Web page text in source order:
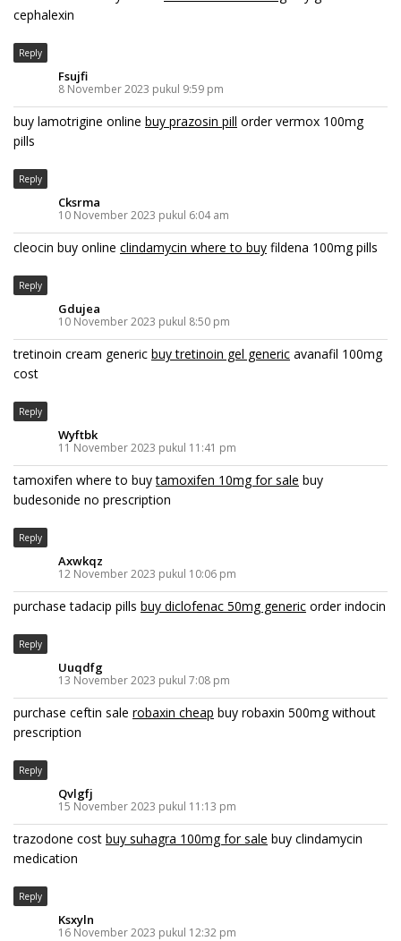
cephalexin
Reply
Fsujfi
8 November 2023 pukul 9:59 pm
buy lamotrigine online buy prazosin pill order vermox 100mg
pills
Reply
Cksrma
10 November 2023 pukul 6:04 am
cleocin buy online clindamycin where to buy fildena 100mg pills
Reply
Gdujea
10 November 2023 pukul 8:50 pm
tretinoin cream generic buy tretinoin gel generic avanafil 100mg
cost
Reply
Wyftbk
11 November 2023 pukul 11:41 pm
tamoxifen where to buytamoxifen 10mg for sale buy
budesonide no prescription
Reply
Axwkqz
12 November 2023 pukul 10:06 pm
purchase tadacip pills buy diclofenac 50mg generic order indocin
Reply
Uuqdfg
13 November 2023 pukul 7:08 pm
purchase ceftin sale robaxin cheap buy robaxin 500mg without
prescription
Reply
Qvlgfj
15 November 2023 pukul 11:13 pm
trazodone cost buy suhagra 100mg for sale buy clindamycin
medication
Reply
Ksxyln
16 November 2023 pukul 12:32 pm